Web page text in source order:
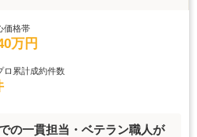
価格帯
万円
ロ累計成約件数
の一貫担当・ベテラン職人が